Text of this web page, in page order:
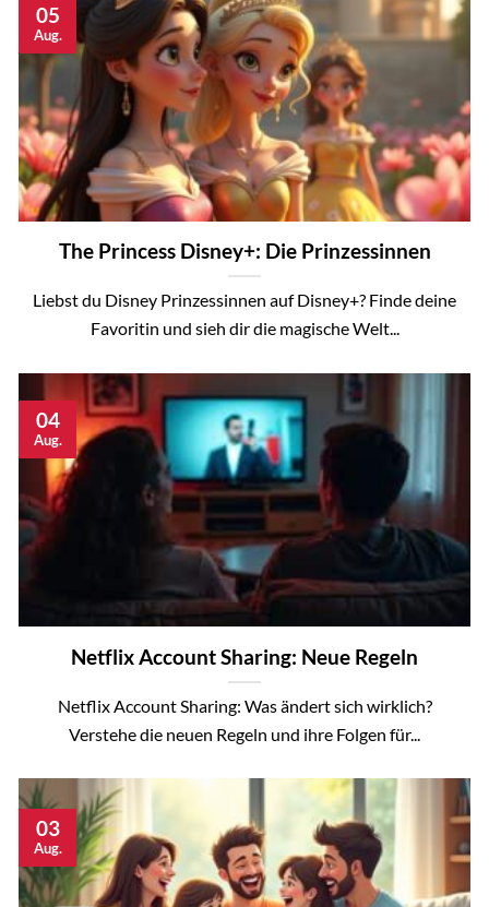
The Princess Disney+: Die Prinzessinnen
Liebst du Disney Prinzessinnen auf Disney+? Finde deine
Favoritin und sieh dir die magische Welt...
05
Aug.
Netflix Account Sharing: Neue Regeln
Netflix Account Sharing: Was ändert sich wirklich?
Verstehe die neuen Regeln und ihre Folgen für...
04
Aug.
03
Aug.